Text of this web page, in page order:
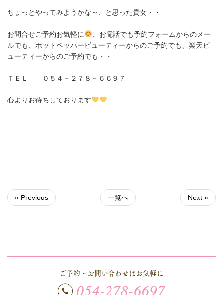
ちょっとやってみようかな～、と思った貴女・・
お問合せご予約お気軽に
、お電話でも予約フォームからのメー
ルでも、ホットペッパービューティーからのご予約でも、楽天ビ
ューティーからのご予約でも・・
ＴＥＬ ０５４－２７８－６６９７
心よりお待ちしております
« Previous 一覧へ Next »
ご予約・お問い合わせはお気軽に